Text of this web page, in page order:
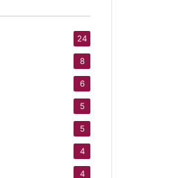
24
8
6
5
5
4
4